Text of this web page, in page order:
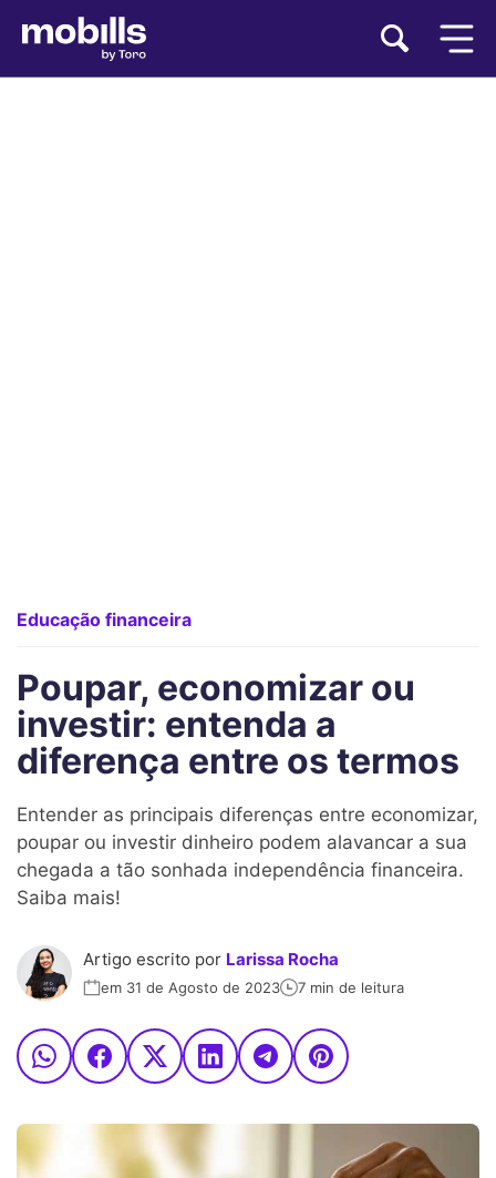
Educação financeira
Poupar, economizar ou
investir: entenda a
diferença entre os termos
Entender as principais diferenças entre economizar,
poupar ou investir dinheiro podem alavancar a sua
chegada a tão sonhada independência financeira.
Saiba mais!
Artigo escrito por Larissa Rocha
em 31 de Agosto de 2023 7 min de leitura